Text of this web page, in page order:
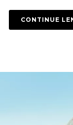
CONTINUE